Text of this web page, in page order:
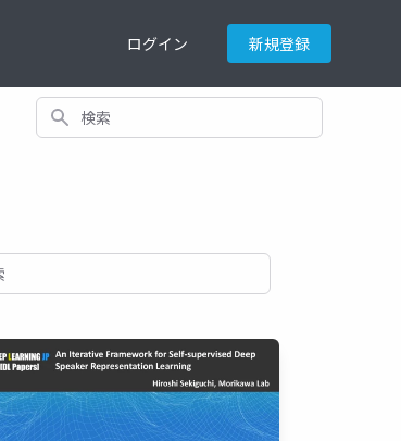
ログイン 新規登録
検索